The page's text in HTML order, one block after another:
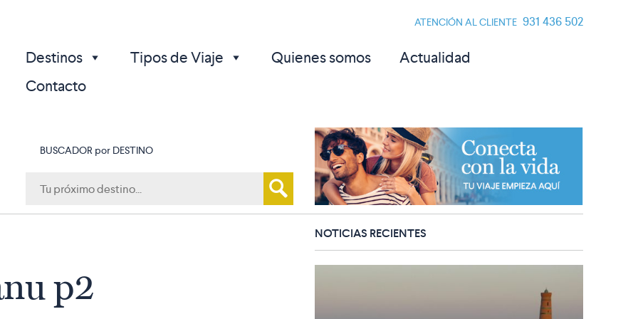
ATENCIÓN AL CLIENTE 931 436 502
Destinos Tipos de Viaje Quienes somos
Actualidad
Contacto
BUSCADOR por DESTINO
p
p2
NOTICIAS RECIENTES